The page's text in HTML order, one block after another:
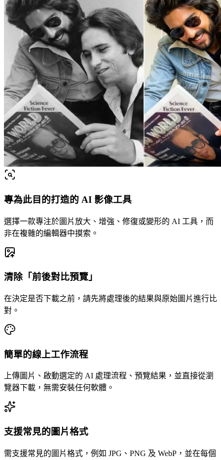
專為此目的打造的 AI 影像工具
選擇一款專注於圖片放大、增強、修復或變形的 AI 工具，而
非在複雜的編輯器中摸索。
清除「前後對比預覽」
在決定是否下載之前，請先將處理後的結果與原始圖片進行比
對。
簡單的線上工作流程
上傳圖片、啟動選定的 AI 處理流程、預覽結果，並直接從瀏
覽器下載，無需安裝任何軟體。
支援常見的圖片格式
需支援常見的圖片格式，例如 JPG、PNG 及 WebP，並在每個